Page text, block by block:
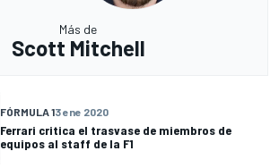
Más de
Scott Mitchell
FÓRMULA 13 ene 2020
Ferrari critica el trasvase de miembros de
equipos al staff de la F1